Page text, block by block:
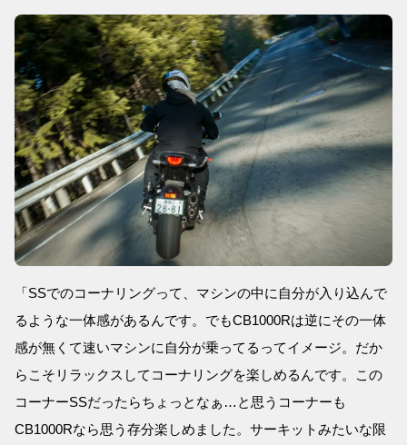
「SSでのコーナリングって、マシンの中に自分が入り込んで
るような一体感があるんです。でもCB1000Rは逆にその一体
感が無くて速いマシンに自分が乗ってるってイメージ。だか
らこそリラックスしてコーナリングを楽しめるんです。この
コーナーSSだったらちょっとなぁ…と思うコーナーも
CB1000Rなら思う存分楽しめました。サーキットみたいな限